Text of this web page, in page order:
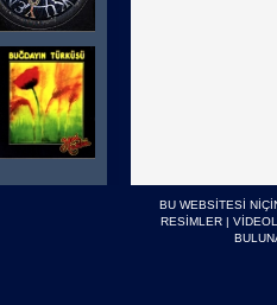
BU WEBSİTESİ
RESİMLER|